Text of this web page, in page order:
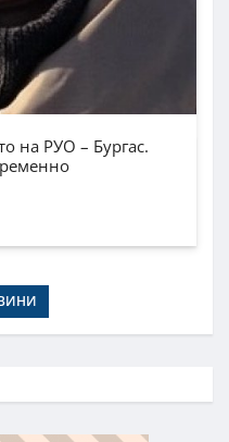
на РУО – Бургас.